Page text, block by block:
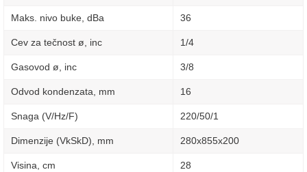
Maks. nivo buke, dBa 36
Cev za tečnost ø, inc 1/4
Gasovod ø, inc 3/8
Odvod kondenzata, mm 16
Snaga (V/Hz/F) 220/50/1
Dimenzije (VkSkD), mm 280х855х200
Visina, сm 28